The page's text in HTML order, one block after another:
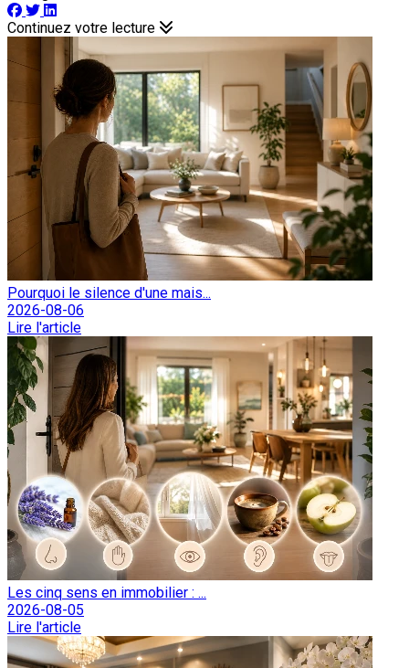
Continuez votre lecture
Pourquoi le silence d'une mais...
2026-08-06
Lire l'article
Les cinq sens en immobilier : ...
2026-08-05
Lire l'article